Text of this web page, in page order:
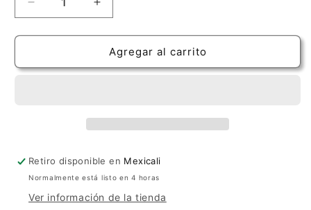
Reducir
cantidad
para
D&#39;Addario
XT
Aumentar
cantidad
para
D&#39;Addario
XT
Agregar al carrito
Retiro disponible en Mexicali
Normalmente está listo en 4 horas
Ver información de la tienda